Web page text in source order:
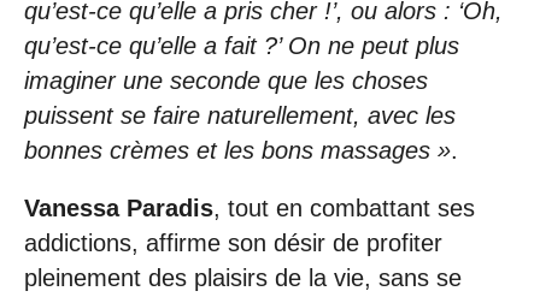
qu’est-ce qu’elle a pris cher !’, ou alors : ‘Oh,
qu’est-ce qu’elle a fait ?’ On ne peut plus
imaginer une seconde que les choses
puissent se faire naturellement, avec les
bonnes crèmes et les bons massages ».
Vanessa Paradis, tout en combattant ses
addictions, affirme son désir de profiter
pleinement des plaisirs de la vie, sans se